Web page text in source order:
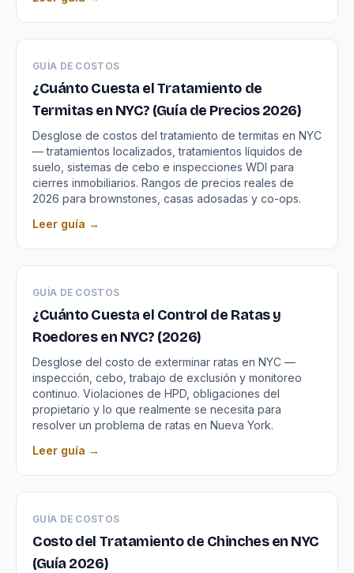
GUÍA DE COSTOS
¿Cuánto Cuesta el Tratamiento de
Termitas en NYC? (Guía de Precios 2026)
Desglose de costos del tratamiento de termitas en NYC
— tratamientos localizados, tratamientos líquidos de
suelo, sistemas de cebo e inspecciones WDI para
cierres inmobiliarios. Rangos de precios reales de
2026 para brownstones, casas adosadas y co-ops.
Leer guía →
GUÍA DE COSTOS
¿Cuánto Cuesta el Control de Ratas y
Roedores en NYC? (2026)
Desglose del costo de exterminar ratas en NYC —
inspección, cebo, trabajo de exclusión y monitoreo
continuo. Violaciones de HPD, obligaciones del
propietario y lo que realmente se necesita para
resolver un problema de ratas en Nueva York.
Leer guía →
GUÍA DE COSTOS
Costo del Tratamiento de Chinches en NYC
(Guía 2026)